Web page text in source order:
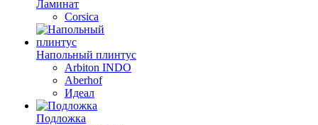
Ламинат
Corsica
Напольный плинтус
Arbiton INDO
Aberhof
Идеал
Подложка